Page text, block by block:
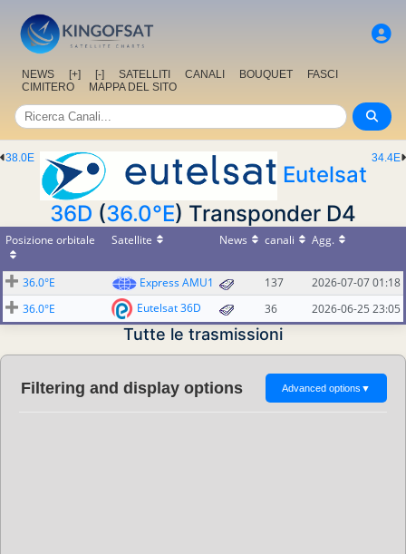
NEWS [+] [-] SATELLITI CANALI BOUQUET
FASCI
CIMITERO
MAPPA DEL SITO
34.4E
38.0E
Eutelsat
36D (36.0°E) Transponder D4
Posizione orbitale Satellite News canali Agg.
36.0°E Express AMU1 137
2026-07-07 01:18
36.0°E
Eutelsat 36D 36 2026-06-25 23:05
Tutte le trasmissioni
Filtering and display options Advanced options ▼